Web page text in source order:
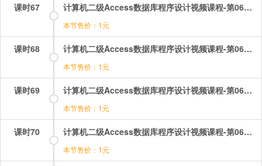
课时67 计算机二级Access数据库程序设计视频课程-第06章-6.3通过事件触发宏.mp4
本节售价：1元
课时68 计算机二级Access数据库程序设计视频课程-第06章-6.4数据宏.mp4
本节售价：1元
课时69 计算机二级Access数据库程序设计视频课程-第06章-操作：建立宏.mp4
本节售价：1元
课时70 计算机二级Access数据库程序设计视频课程-第06章-操作：通过事件触发宏（1）.mp4
本节售价：1元